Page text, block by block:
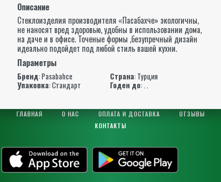
Описание
Стеклоизделия производителя «Пасабахче» экологичны,
не наносят вред здоровью, удобны в использовании дома,
на даче и в офисе. Точеные формы ,безупречный дизайн
идеально подойдет под любой стиль вашей кухни.
Параметры
Бренд:Pasabahce Страна: Турция
Упаковка: Стандарт Годен до: . .
ГЛАВНАЯ О НАС ОПЛАТА И ДОСТАВКА
ОТЗЫВЫ
КОНТАКТЫ